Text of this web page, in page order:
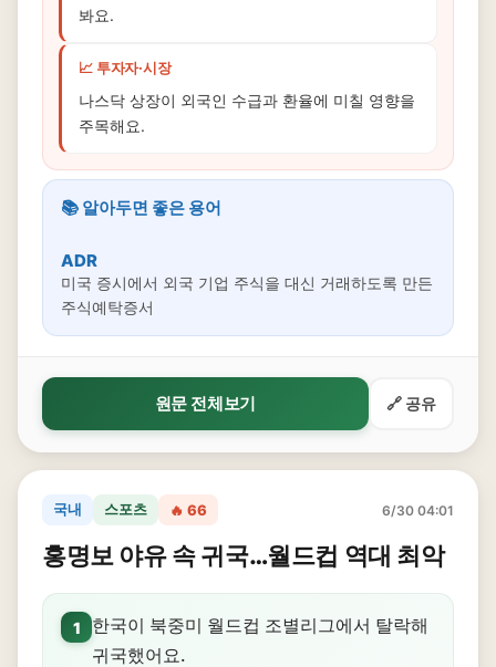
봐요.
📈 투자자·시장
나스닥 상장이 외국인 수급과 환율에 미칠 영향을
주목해요.
📚 알아두면 좋은 용어
ADR
미국 증시에서 외국 기업 주식을 대신 거래하도록 만든
주식예탁증서
원문 전체보기 🔗 공유
국내 스포츠 🔥 66 6/30 04:01
홍명보 야유 속 귀국…월드컵 역대 최악
1
한국이 북중미 월드컵 조별리그에서 탈락해
귀국했어요.